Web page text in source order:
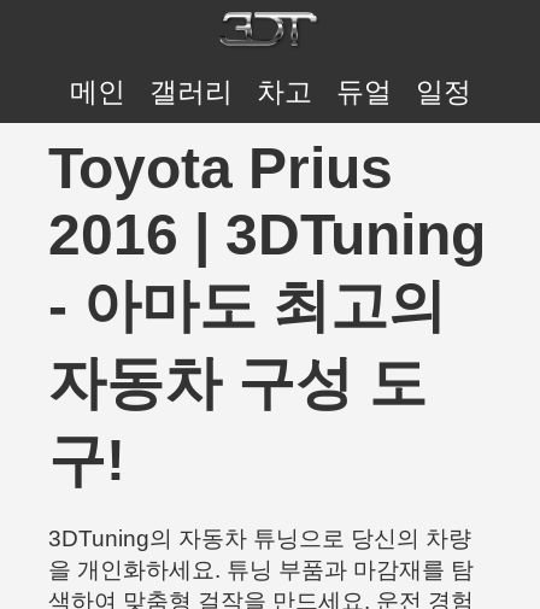
메인 갤러리 차고 듀얼 일정
Toyota Prius
2016 | 3DTuning
- 아마도 최고의
자동차 구성 도
구!
3DTuning의 자동차 튜닝으로 당신의 차량
을 개인화하세요. 튜닝 부품과 마감재를 탐
색하여 맞춤형 걸작을 만드세요. 운전 경험